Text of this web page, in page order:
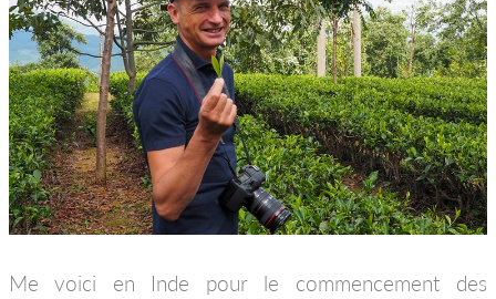
Me voici en Inde pour le commencement des